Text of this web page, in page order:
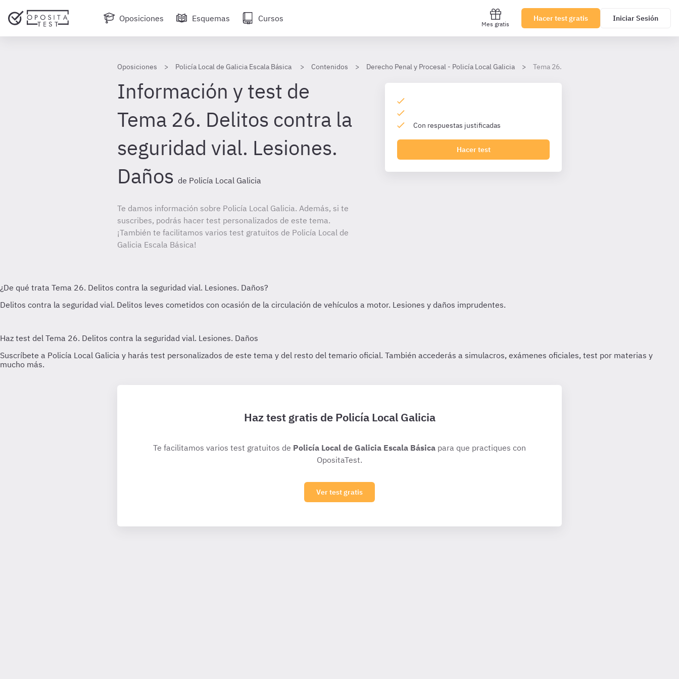
Oposiciones Esquemas Cursos
Mes gratis
Hacer test gratis Iniciar Sesión
Oposiciones Policía Local de Galicia Escala Básica Contenidos Derecho Penal y Procesal - Policía Local Galicia Tema 26. Delitos contra la seguridad vial.
Información y test de
Tema 26. Delitos contra la
seguridad vial. Lesiones.
Daños de Policía Local Galicia
Te damos información sobre Policía Local Galicia. Además, si te
suscribes, podrás hacer test personalizados de este tema.
¡También te facilitamos varios test gratuitos de Policía Local de
Galicia Escala Básica!
Con respuestas justificadas
Hacer test
Haz test gratis de Policía Local Galicia
Te facilitamos varios test gratuitos de Policía Local de Galicia Escala Básica para que practiques con
OpositaTest.
Ver test gratis